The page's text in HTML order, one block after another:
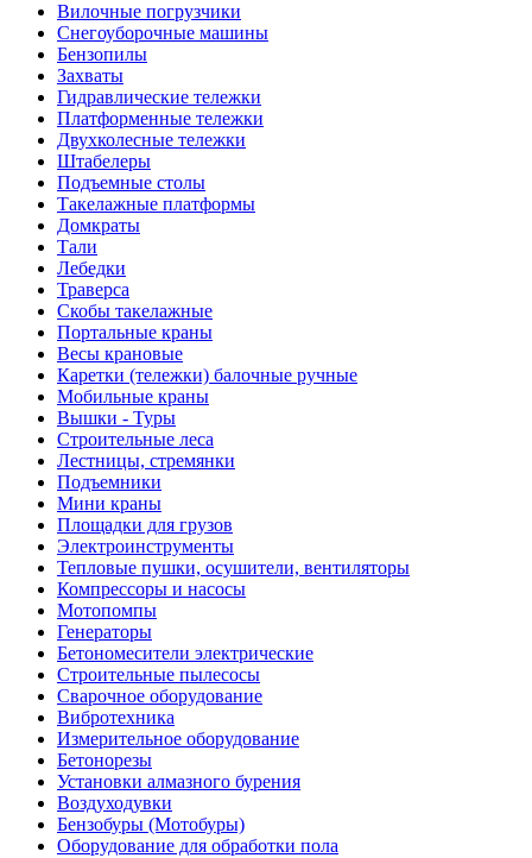
Вилочные погрузчики
Снегоуборочные машины
Бензопилы
Захваты
Гидравлические тележки
Платформенные тележки
Двухколесные тележки
Штабелеры
Подъемные столы
Такелажные платформы
Домкраты
Тали
Лебедки
Траверса
Скобы такелажные
Портальные краны
Весы крановые
Каретки (тележки) балочные ручные
Мобильные краны
Вышки - Туры
Строительные леса
Лестницы, стремянки
Подъемники
Мини краны
Площадки для грузов
Электроинструменты
Тепловые пушки, осушители, вентиляторы
Компрессоры и насосы
Мотопомпы
Генераторы
Бетономесители электрические
Строительные пылесосы
Сварочное оборудование
Вибротехника
Измерительное оборудование
Бетонорезы
Установки алмазного бурения
Воздуходувки
Бензобуры (Мотобуры)
Оборудование для обработки пола